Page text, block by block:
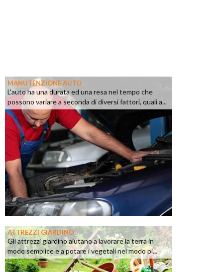
MANUTENZIONE AUTO
L'auto ha una durata ed una resa nel tempo che
possono variare a seconda di diversi fattori, quali a...
ATTREZZI GIARDINO
Gli attrezzi giardino aiutano a lavorare la terra in
modo semplice e a potare i vegetali nel modo pi...